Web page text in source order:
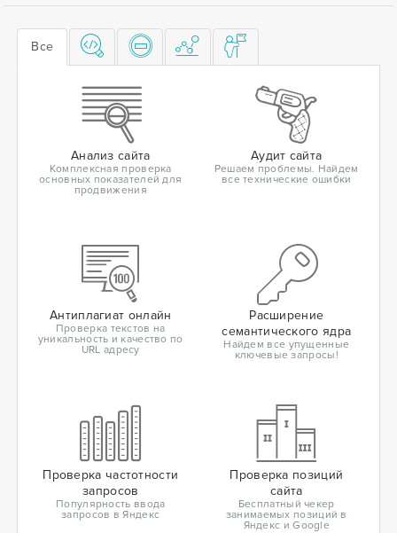
Все
Анализ сайта
Комплексная проверка
основных показателей для
продвижения
Аудит сайта
Решаем проблемы. Найдем
все технические ошибки
Антиплагиат онлайн
Проверка текстов на
уникальность и качество по
URL адресу
Расширение
семантического ядра
Найдем все упущенные
ключевые запросы!
Проверка частотности
запросов
Популярность ввода
запросов в Яндекс
Проверка позиций
сайта
Бесплатный чекер
занимаемых позиций в
Яндекс и Google